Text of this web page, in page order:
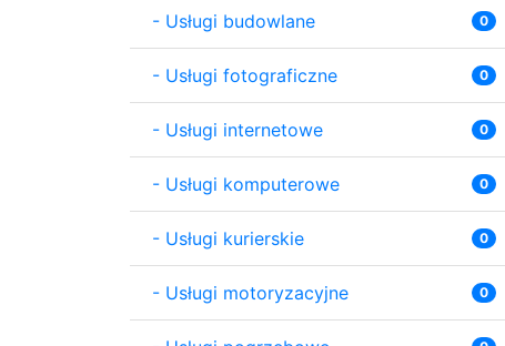
- Usługi budowlane 0
- Usługi fotograficzne 0
- Usługi internetowe 0
- Usługi komputerowe 0
- Usługi kurierskie 0
- Usługi motoryzacyjne 0